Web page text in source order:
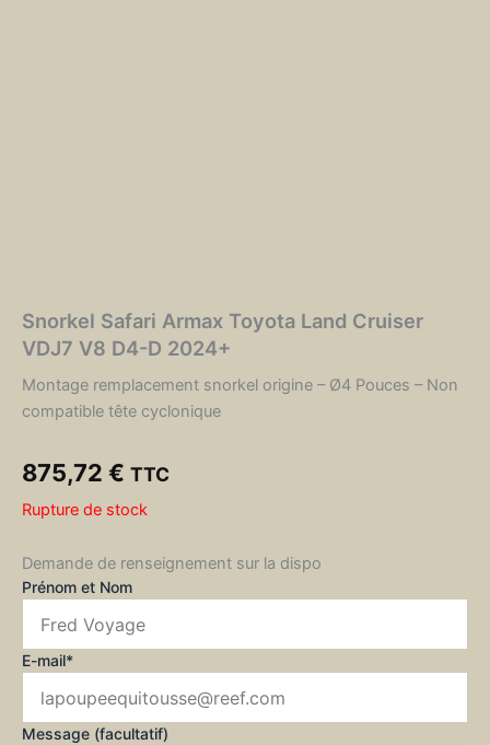
Snorkel Safari Armax Toyota Land Cruiser
VDJ7 V8 D4-D 2024+
Montage remplacement snorkel origine – Ø4 Pouces – Non
compatible tête cyclonique
875,72 € TTC
Rupture de stock
Demande de renseignement sur la dispo
Prénom et Nom
E-mail*
Message (facultatif)